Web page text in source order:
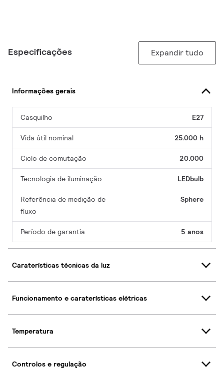
Especificações Expandir tudo
Informações gerais
Casquilho E27
Vida útil nominal 25.000 h
Ciclo de comutação 20.000
Tecnologia de iluminação LEDbulb
Referência de medição de
fluxo
Sphere
Período de garantia 5 anos
Caraterísticas técnicas da luz
Funcionamento e caraterísticas elétricas
Temperatura
Controlos e regulação